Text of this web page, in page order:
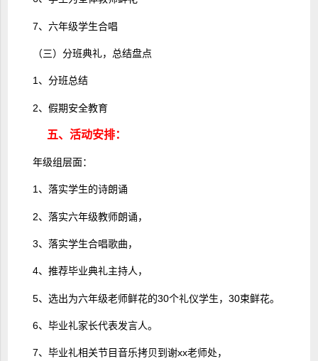
7、六年级学生合唱
（三）分班典礼，总结盘点
1、分班总结
2、假期安全教育
五、活动安排：
年级组层面：
1、落实学生的诗朗诵
2、落实六年级教师朗诵，
3、落实学生合唱歌曲，
4、推荐毕业典礼主持人，
5、选出为六年级老师鲜花的30个礼仪学生，30束鲜花。
6、毕业礼家长代表发言人。
7、毕业礼相关节目音乐拷贝到谢xx老师处，